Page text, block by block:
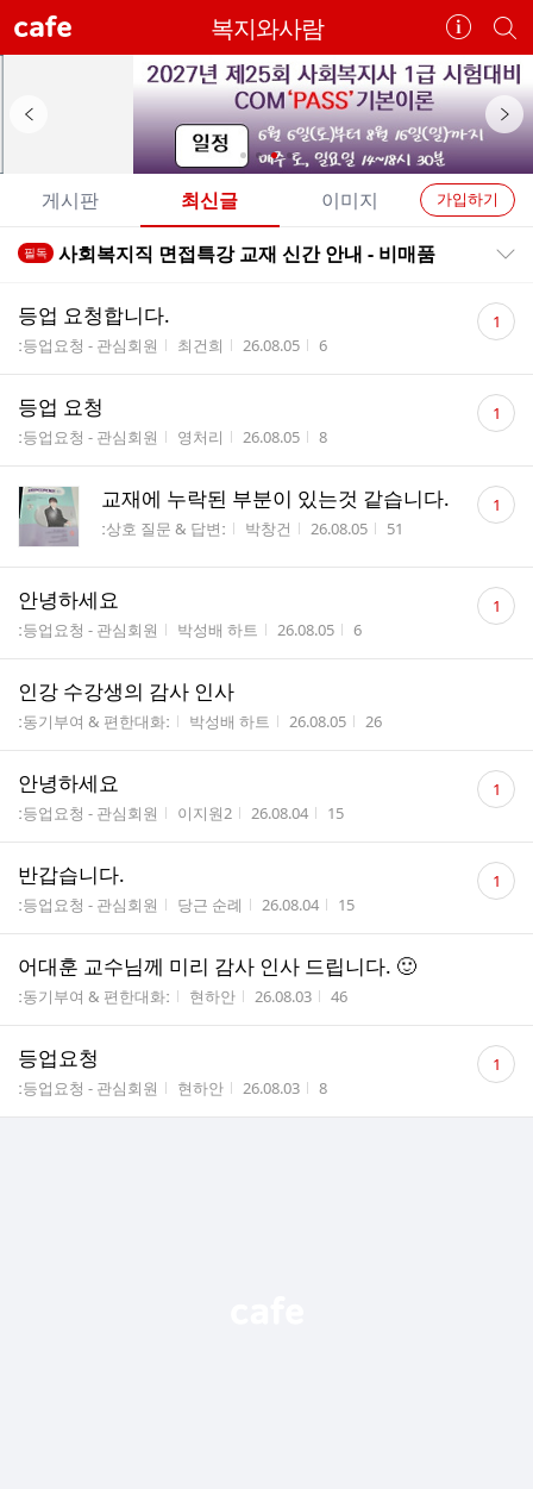
cafe 복지와사람
카
페
정
보
보
기
개
별
카
페
검
색
배
다
음
배
너
카
페
메
뉴
가입하기
게시판 최신글 이미지
전
글
트
필독 사회복지직 면접특강 교재 신간 안내 - 비매품
등업 요청합니다.
게시판명
ː등업요청 - 관심회원 작성자
최건희 작성시간
26.08.05 조회수
6
댓
글 1
등업 요청
게시판명
ː등업요청 - 관심회원 작성자
영처리 작성시간
26.08.05 조회수
8
댓
글 1
교재에 누락된 부분이 있는것 같습니다.
게시판명
ː상호 질문 & 답변ː 작성자
박창건 작성시간
26.08.05 조회수
51
댓
글 1
안녕하세요
게시판명
ː등업요청 - 관심회원 작성자
박성배 하트 작성시간
26.08.05 조회수
6
댓
글 1
인강 수강생의 감사 인사
게시판명
ː동기부여 & 편한대화ː 작성자
박성배 하트 작성시간
26.08.05 조회수
26
안녕하세요
게시판명
ː등업요청 - 관심회원 작성자
이지원2 작성시간
26.08.04 조회수
15
댓
글 1
반갑습니다.
게시판명
ː등업요청 - 관심회원 작성자
당근 순례 작성시간
26.08.04 조회수
15
댓
글 1
어대훈 교수님께 미리 감사 인사 드립니다. 🙂
게시판명
ː동기부여 & 편한대화ː 작성자
현하안 작성시간
26.08.03 조회수
46
등업요청
게시판명
ː등업요청 - 관심회원 작성자
현하안 작성시간
26.08.03 조회수
8
댓
글 1